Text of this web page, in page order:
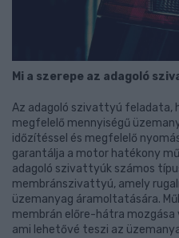
Mi a szerepe az adagoló
Az adagoló szivattyú feladata,
megfelelő mennyiségű
időzítéssel és megfelelő
garantálja a motor hatékony
adagoló szivattyúk számos
membránszivattyú, amely
üzemanyag áramoltatására.
membrán előre-hátra
ami lehetővé teszi az